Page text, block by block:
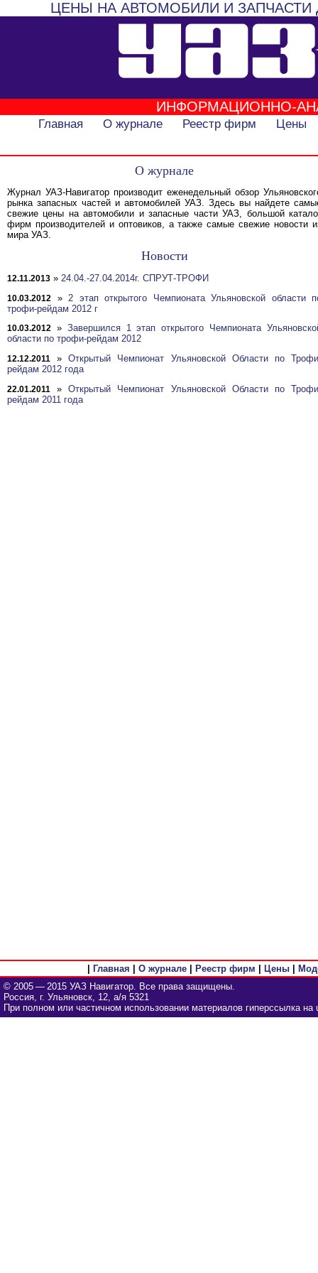
ЦЕНЫ НА АВТОМОБИЛИ И
ИНФОРМАЦИОННО-
Главная О журнале Реестр фирм Цены
О журнале
Журнал УАЗ-Навигатор производит еженедельный обзор
рынка запасных частей и автомобилей УАЗ. Здесь вы найдете
свежие цены на автомобили и запасные части УАЗ, большой
фирм производителей и оптовиков, а также самые свежие новости
мира УАЗ.
Новости
12.11.2013 » 24.04.-27.04.2014г. СПРУТ-ТРОФИ
10.03.2012 » 2 этап открытого Чемпионата Ульяновской области
трофи-рейдам 2012 г
10.03.2012 » Завершился 1 этап открытого Чемпионата
области по трофи-рейдам 2012
12.12.2011 »Открытый Чемпионат Ульяновской Области по
рейдам 2012 года
22.01.2011 »Открытый Чемпионат Ульяновской Области по
рейдам 2011 года
Главная О журнале| Реестр фирм Цены|
© 2005 — 2015 УАЗ Навигатор. Все права защищены.
Россия, г. Ульяновск, 12, а/я 5321
При полном или частичном использовании материалов гиперссылка на